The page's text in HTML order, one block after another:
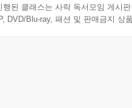
행된 클래스는 사락 독서모임 게시
DVD/Blu-ray, 패션 및 판매금지 상